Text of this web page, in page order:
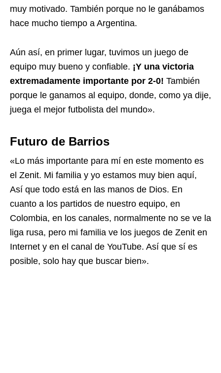
muy motivado. También porque no le ganábamos
hace mucho tiempo a Argentina.
Aún así, en primer lugar, tuvimos un juego de
equipo muy bueno y confiable. ¡Y una victoria
extremadamente importante por 2-0! También
porque le ganamos al equipo, donde, como ya dije,
juega el mejor futbolista del mundo».
Futuro de Barrios
«Lo más importante para mí en este momento es
el Zenit. Mi familia y yo estamos muy bien aquí,
Así que todo está en las manos de Dios. En
cuanto a los partidos de nuestro equipo, en
Colombia, en los canales, normalmente no se ve la
liga rusa, pero mi familia ve los juegos de Zenit en
Internet y en el canal de YouTube. Así que sí es
posible, solo hay que buscar bien».